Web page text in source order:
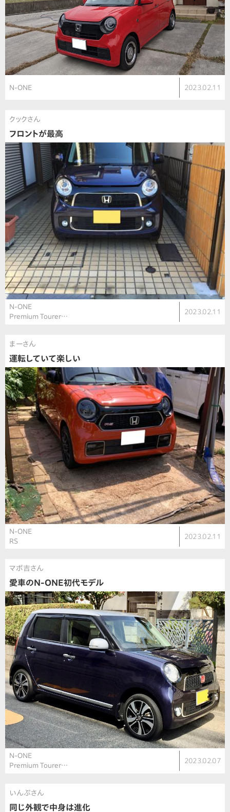
N-ONE 2023.02.11
クックさん
フロントが最高
N-ONE
Premium Tourer…
2023.02.11
まーさん
運転していて楽しい
N-ONE
RS
2023.02.11
マボ吉さん
愛車のN-ONE初代モデル
N-ONE
Premium Tourer…
2023.02.07
いんぷさん
同じ外観で中身は進化